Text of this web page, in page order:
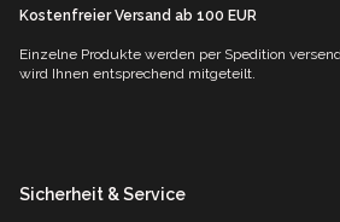
Kostenfreier Versand ab 100 EUR
Einzelne Produkte werden per Spedition
wird Ihnen entsprechend mitgeteilt.
Sicherheit & Service